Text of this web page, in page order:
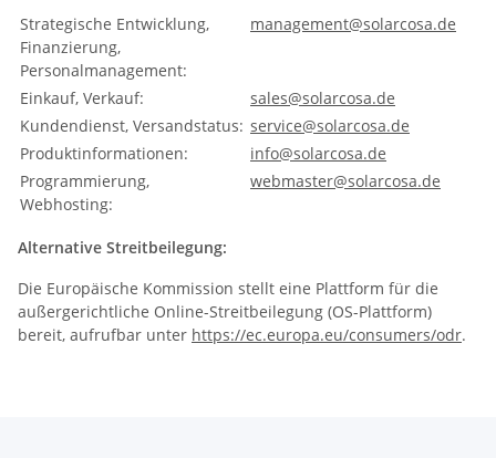
Strategische Entwicklung,
Finanzierung,
Personalmanagement:
management@solarcosa.de
Einkauf, Verkauf:
sales@solarcosa.de
Kundendienst, Versandstatus: service@solarcosa.de
Produktinformationen:
info@solarcosa.de
Programmierung,
Webhosting:
webmaster@solarcosa.de
Alternative Streitbeilegung:
Die Europäische Kommission stellt eine Plattform für die
außergerichtliche Online-Streitbeilegung (OS-Plattform)
bereit, aufrufbar unter https://ec.europa.eu/consumers/odr.